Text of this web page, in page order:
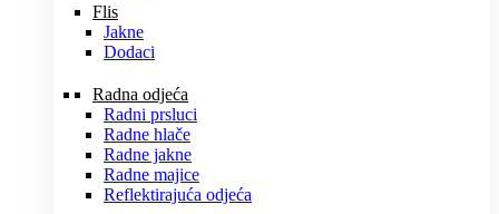
Flis
Jakne
Dodaci
Radna odjeća
Radni prsluci
Radne hlače
Radne jakne
Radne majice
Reflektirajuća odjeća